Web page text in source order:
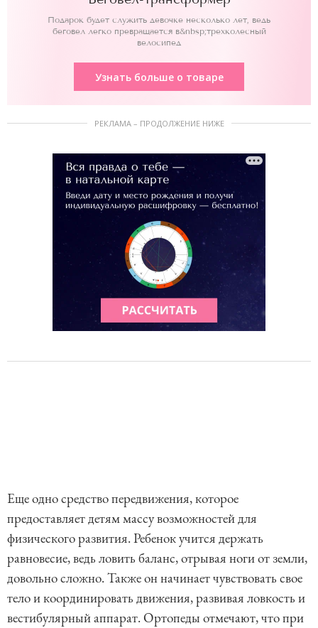
Подарок будет служить девочке несколько лет, ведь
беговел легко превращается в&nbsp;трехколесный
велосипед
Узнать больше о товаре
РЕКЛАМА – ПРОДОЛЖЕНИЕ НИЖЕ
Еще одно средство передвижения, которое
предоставляет детям массу возможностей для
физического развития. Ребенок учится держать
равновесие, ведь ловить баланс, отрывая ноги от земли,
довольно сложно. Также он начинает чувствовать свое
тело и координировать движения, развивая ловкость и
вестибулярный аппарат. Ортопеды отмечают, что при